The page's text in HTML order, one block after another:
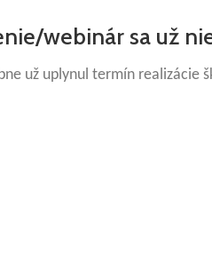
webinár sa už
už uplynul termín